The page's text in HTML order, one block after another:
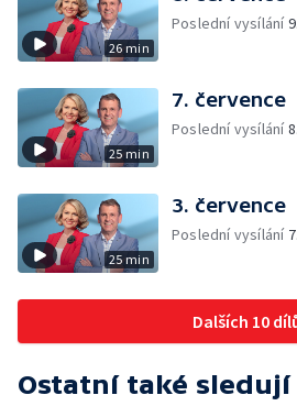
26 min
Poslední vysílání
25 min
7. července
Poslední vysílání
25 min
3. července
Poslední vysílání
Dalších 10
Ostatní také sledují